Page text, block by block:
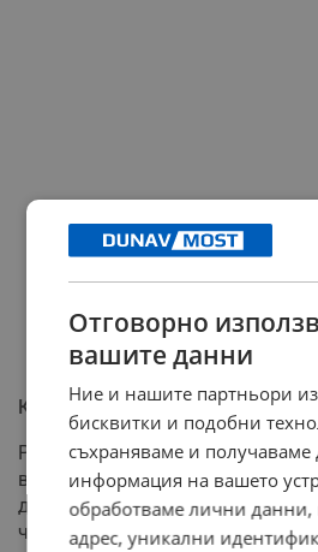
Критика към политическата
Рашидов отправи критика към
в България, сравнявайки я с
даде пример с френските
четат предизборните програми
Отговорно
вашите данни
Ние и нашите партньори
бисквитки и подобни
съхраняваме и получаваме
информация на вашето
обработваме лични данни,
адрес, уникални